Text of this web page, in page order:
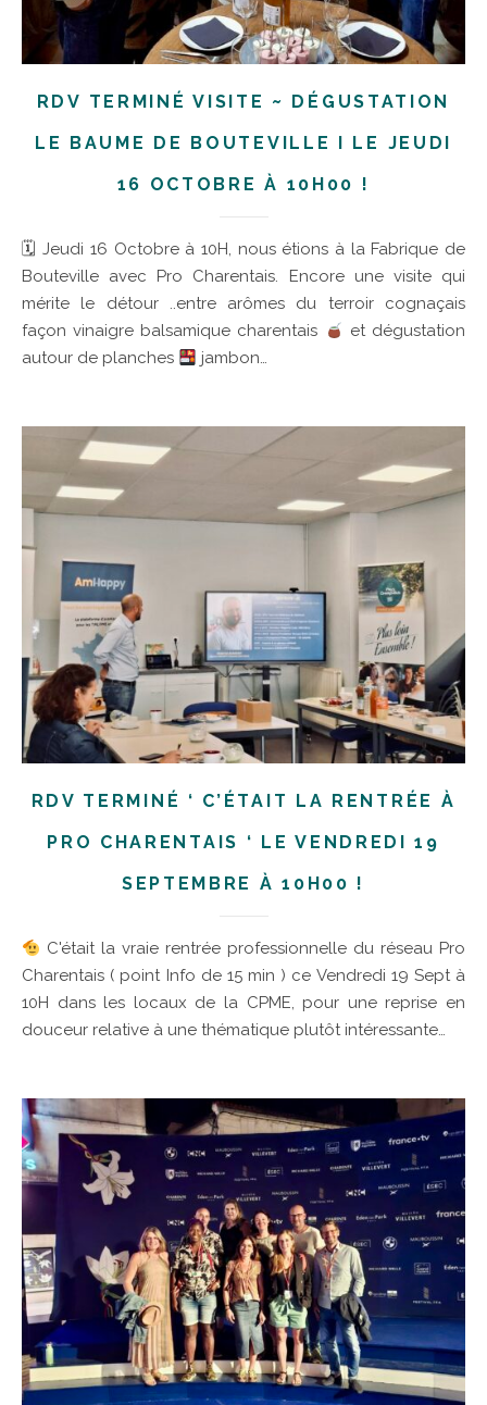
RDV TERMINÉ VISITE ~ DÉGUSTATION
LE BAUME DE BOUTEVILLE I LE JEUDI
16 OCTOBRE À 10H00 !
🗓 Jeudi 16 Octobre à 10H, nous étions à la Fabrique de
Bouteville avec Pro Charentais. Encore une visite qui
mérite le détour ..entre arômes du terroir cognaçais
façon vinaigre balsamique charentais
et dégustation
autour de planches
jambon…
RDV TERMINÉ ‘ C’ÉTAIT LA RENTRÉE À
PRO CHARENTAIS ‘ LE VENDREDI 19
SEPTEMBRE À 10H00 !
C'était la vraie rentrée professionnelle du réseau Pro
Charentais ( point Info de 15 min ) ce Vendredi 19 Sept à
10H dans les locaux de la CPME, pour une reprise en
douceur relative à une thématique plutôt intéressante…